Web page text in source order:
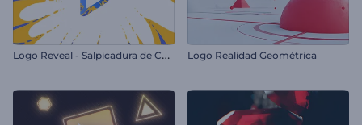
L
ogo Reveal - Salpicadura de Colores Logo Realidad Geométrica